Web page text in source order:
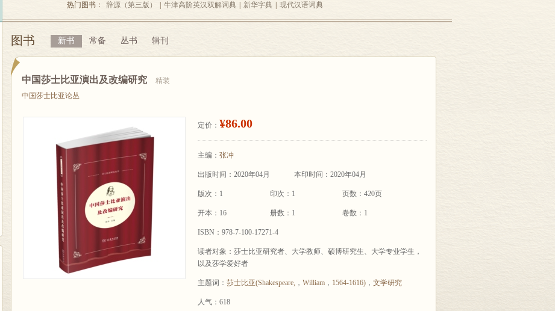
热门图书： 辞源（第三版） 牛津高阶英汉双解词典 新华字典 现代汉语词典
图书 新书 常备 丛书 辑刊
中国莎士比亚演出及改编研究
精装
中国莎士比亚论丛
定价： ¥86.00
主编： 张冲
出版时间：2020年04月 本印时间：2020年04月
版次：1 印次：1 页数：420页
开本：16 册数：1 卷数：1
ISBN：978-7-100-17271-4
读者对象：莎士比亚研究者、大学教师、硕博研究生、大学专业学生，
以及莎学爱好者
主题词： 莎士比亚(Shakespeare, ， William ， 1564-1616) ， 文学研究
人气：618